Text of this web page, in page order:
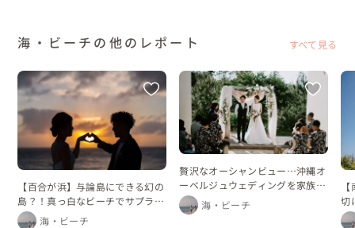
海・ビーチの他のレポート すべて見る
【百合が浜】与論島にできる幻の
島？！真っ白なビーチでサプライ
ズセカンドプロポーズ♡
海・ビーチ
贅沢なオーシャンビュー…沖縄オ
ーベルジュウェディングを家族と
ともに過ごした二泊三日
海・ビーチ
切